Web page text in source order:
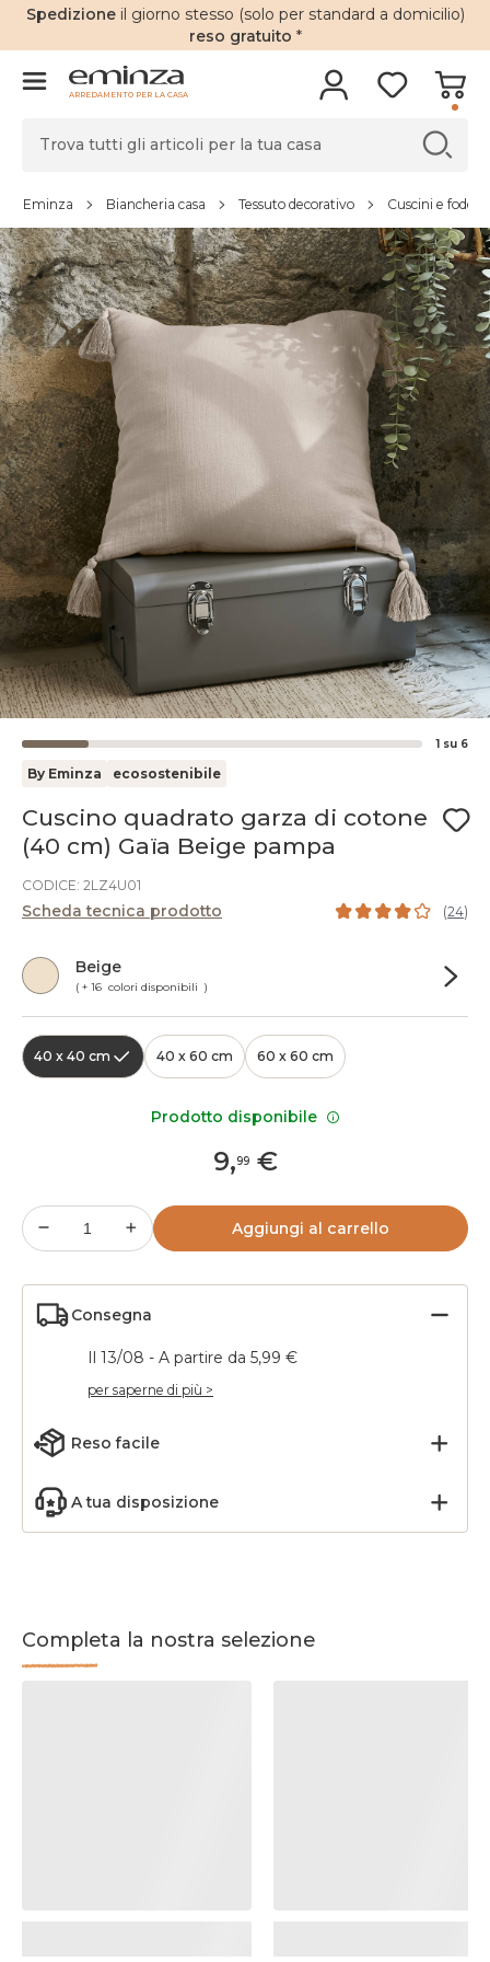
Spedizione il giorno stesso (solo per standard a domicilio)
reso gratuito *
ARREDAMENTO PER LA CASA
Eminza Biancheria casa Tessuto decorativo Cuscini e fodere
1 su 6
By Eminza ecosostenibile
Cuscino quadrato garza di cotone
(40 cm) Gaïa Beige pampa
CODICE: 2LZ4U01
Scheda tecnica prodotto (24)
Beige
( + 16 colori disponibili )
40 x 40 cm 40 x 60 cm 60 x 60 cm
9,99€
Aggiungi al carrello
Consegna
Il 13/08 - A partire da 5,99 €
per saperne di più >
Reso facile
A tua disposizione
Completa la nostra selezione